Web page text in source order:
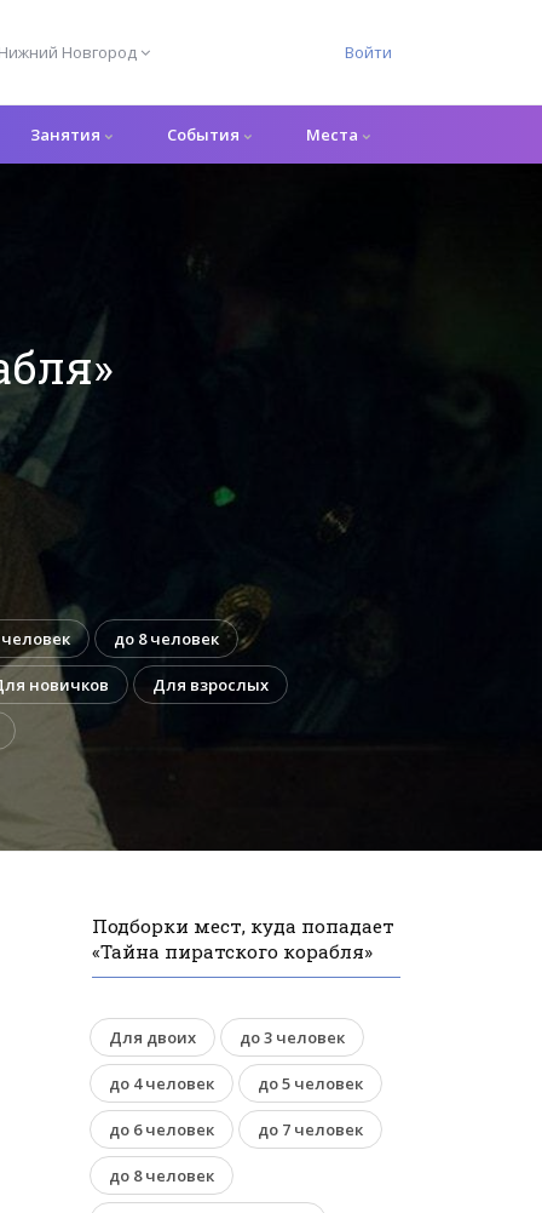
Нижний Новгород Войти
Занятия События Места
до 8 человек
новичков Для взрослых
Подборки мест, куда попадает
«Тайна пиратского корабля»
Для двоих до 3 человек
до 4 человек до 5 человек
до 6 человек до 7 человек
до 8 человек